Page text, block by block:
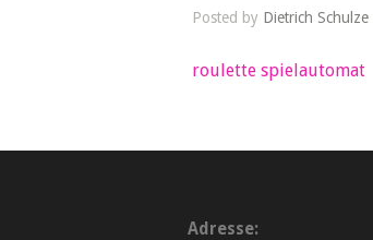
Posted by Dietrich Schulze
roulette spielautomat
Adresse: